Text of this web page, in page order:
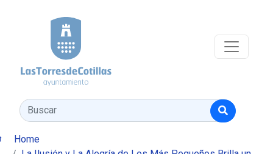
Buscar
Home